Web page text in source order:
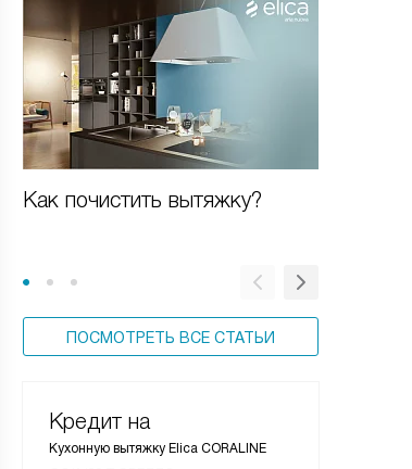
Как почистить вытяжку?
ПОСМОТРЕТЬ ВСЕ СТАТЬИ
Кредит на
Кухонную вытяжку Elica CORALINE